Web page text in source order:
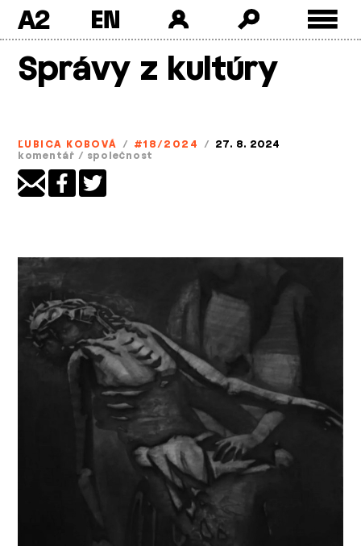
content
A2
Správy z kultúry
ĽUBICA KOBOVÁ / #18/2024 / 27. 8. 2024
komentář / společnost